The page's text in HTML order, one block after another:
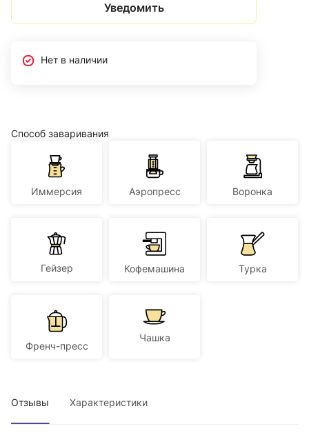
Уведомить
Нет в наличии
Способ заваривания
Иммерсия Аэропресс Воронка
Гейзер Кофемашина Турка
Френч-пресс
Чашка
Отзывы Характеристики